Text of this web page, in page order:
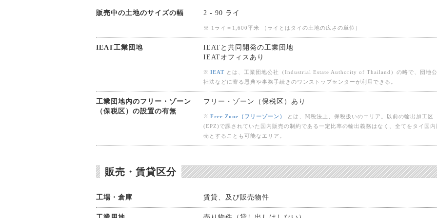
販売中の土地のサイズの幅 2 - 90 ライ
※ 1ライ＝1,600平米 （ライとはタイの土地の広さの単位）
IEAT工業団地
IEATと共同開発の工業団地
IEATオフィスあり
※ IEAT とは、工業団地公社（Industrial Estate Authority of Thailand）の略で、団地公
社法などに寄る恩典や事務手続きのワンストップセンターが利用できる。
工業団地内のフリー・ゾーン
（保税区）の設置の有無
フリー・ゾーン（保税区）あり
※ Free Zone（フリーゾーン）
とは、関税法上、保税扱いのエリア。以前の輸出加工区
(EPZ)で課されていた国内販売の制約である一定比率の輸出義務はなく、全てをタイ国内
売とすることも可能なエリア。
販売・賃貸区分
工場・倉庫 賃貸、及び販売物件